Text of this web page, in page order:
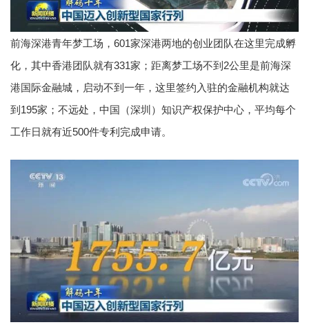
前海深港青年梦工场，601家深港两地的创业团队在这里完成孵
化，其中香港团队就有331家；距离梦工场不到2公里是前海深
港国际金融城，启动不到一年，这里签约入驻的金融机构就达
到195家；不远处，中国（深圳）知识产权保护中心，平均每个
工作日就有近500件专利完成申请。